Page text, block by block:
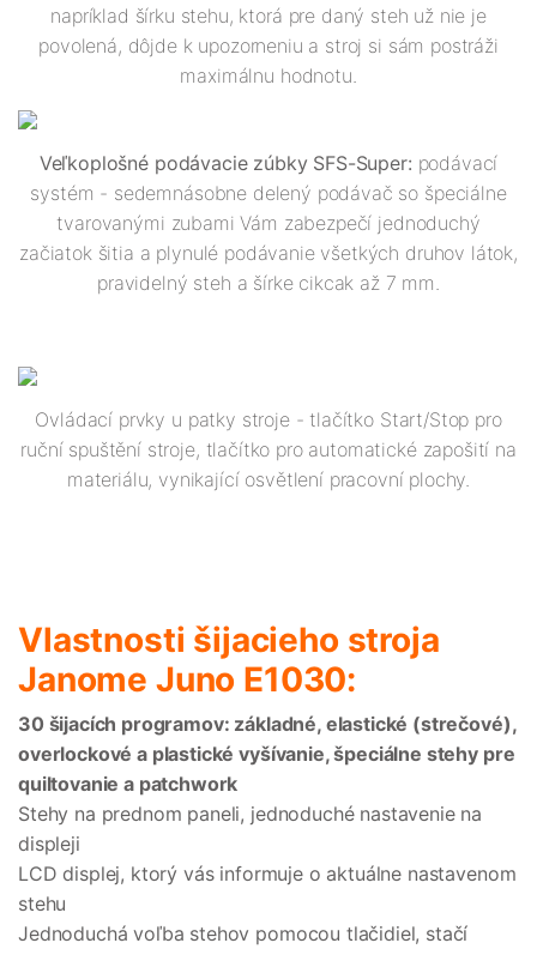
napríklad šírku stehu, ktorá pre daný steh už nie je
povolená, dôjde k upozorneniu a stroj si sám postráži
maximálnu hodnotu.
Veľkoplošné podávacie zúbky SFS-Super: podávací
systém - sedemnásobne delený podávač so špeciálne
tvarovanými zubami Vám zabezpečí jednoduchý
začiatok šitia a plynulé podávanie všetkých druhov látok,
pravidelný steh a šírke cikcak až 7 mm.
Ovládací prvky u patky stroje - tlačítko Start/Stop pro
ruční spuštění stroje, tlačítko pro automatické zapošití na
materiálu, vynikající osvětlení pracovní plochy.
Vlastnosti šijacieho stroja
Janome Juno E1030:
30 šijacích programov: základné, elastické (strečové),
overlockové a plastické vyšívanie, špeciálne stehy pre
quiltovanie a patchwork
Stehy na prednom paneli, jednoduché nastavenie na
displeji
LCD displej, ktorý vás informuje o aktuálne nastavenom
stehu
Jednoduchá voľba stehov pomocou tlačidiel, stačí